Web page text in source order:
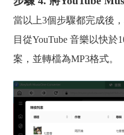
當以上3個步驟都完成後
目從YouTube 音樂以快
案，並轉檔為MP3格式。